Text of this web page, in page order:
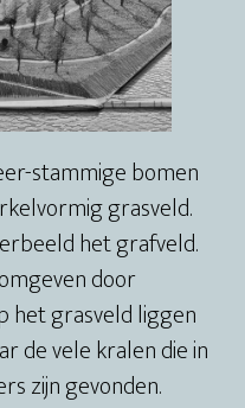
stammige bomen
grasveld.
het grafveld.
door
het grasveld liggen
de vele kralen die in
zijn gevonden.